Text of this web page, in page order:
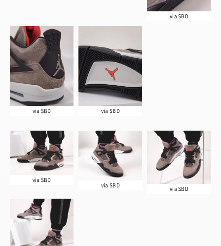
via SBD
via SBD via SBD
via SBD
via SBD via SBD